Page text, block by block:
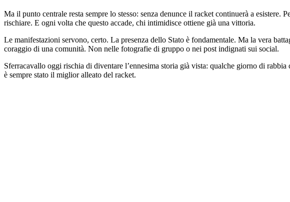
Ma il punto centrale resta sempre lo stesso: senza denunce il racket continuerà a
rischiare. E ogni volta che questo accade, chi intimidisce ottiene già una vittoria.
Le manifestazioni servono, certo. La presenza dello Stato è fondamentale. Ma la vera
coraggio di una comunità. Non nelle fotografie di gruppo o nei post indignati sui social.
Sferracavallo oggi rischia di diventare l’ennesima storia già vista: qualche giorno di
è sempre stato il miglior alleato del racket.